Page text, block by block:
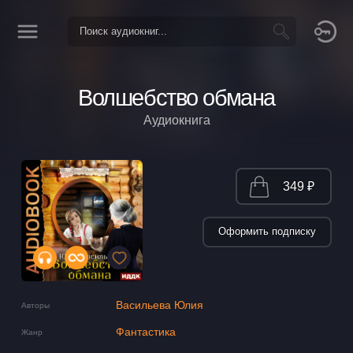
Волшебство обмана
Аудиокнига
Авторы Васильева Юлия
Жанр Фантастика
349 ₽
Оформить подписку